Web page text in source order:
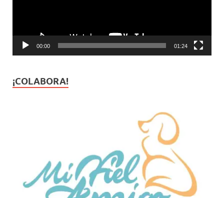
00:00 01:24
¡COLABORA!